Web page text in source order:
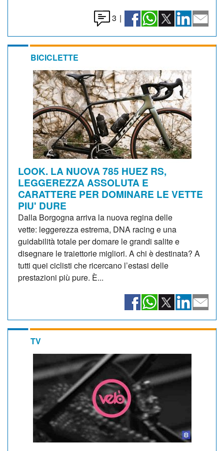
3 |
BICICLETTE
LOOK. LA NUOVA 785 HUEZ RS,
LEGGEREZZA ASSOLUTA E
CARATTERE PER DOMINARE LE VETTE
PIU' DURE
Dalla Borgogna arriva la nuova regina delle
vette: leggerezza estrema, DNA racing e una
guidabilità totale per domare le grandi salite e
disegnare le traiettorie migliori. A chi è destinata? A
tutti quei ciclisti che ricercano l’estasi delle
prestazioni più pure. È...
TV